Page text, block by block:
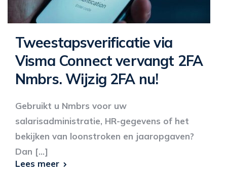
Tweestapsverificatie via
Visma Connect vervangt 2FA
Nmbrs. Wijzig 2FA nu!
Gebruikt u Nmbrs voor uw
salarisadministratie, HR-gegevens of het
bekijken van loonstroken en jaaropgaven?
Dan [...]
Lees meer